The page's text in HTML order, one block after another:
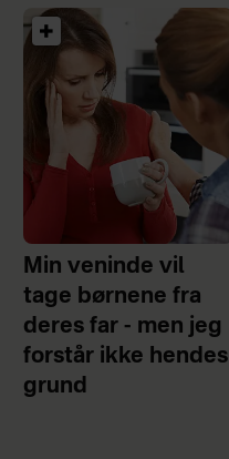
Min veninde vil
tage børnene fra
deres far - men jeg
forstår ikke hendes
grund